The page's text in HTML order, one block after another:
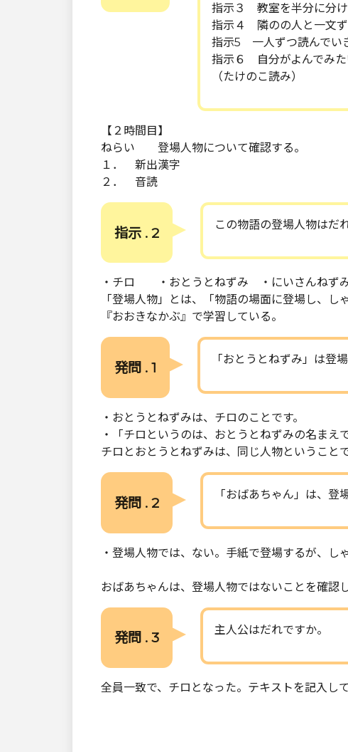
指示３ 教室を半分に分け
指示４ 隣のの人と一文ず
指示5 一人ずつ読んでい
指示６ 自分がよんでみた
（たけのこ読み）
【２時間目】
ねらい 登場人物について確認する。
１． 新出漢字
２． 音読
指示 . 2 この物語の登場人物はだ
・チロ ・おとうとねずみ ・にいさんねず
「登場人物」とは、「物語の場面に登場し、
『おおきなかぶ』で学習している。
発問 . 1 「おとうとねずみ」は登
・おとうとねずみは、チロのことです。
・「チロというのは、おとうとねずみの名まえ
チロとおとうとねずみは、同じ人物ということ
発問 . 2 「おばあちゃん」は、
・登場人物では、ない。手紙で登場するが、し
おばあちゃんは、登場人物ではないことを確認し
発問 . 3 主人公はだれですか。
全員一致で、チロとなった。テキストを記入し